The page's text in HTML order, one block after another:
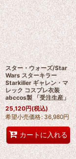
スター・ウォーズ/Star
Wars スターキラー
Starkiller ギャレン・マ
レック コスプレ衣装
abccos製 「受注生産」
25,120円(税込)
希望小売価格: 36,980円
カートに入れる